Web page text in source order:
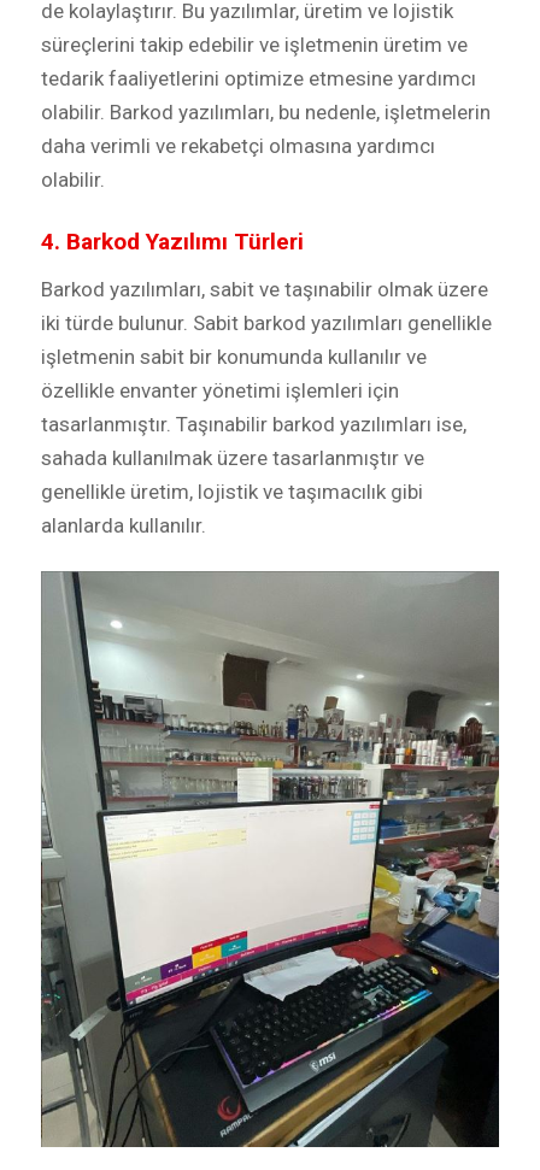
de kolaylaştırır. Bu yazılımlar, üretim ve lojistik
süreçlerini takip edebilir ve işletmenin üretim ve
tedarik faaliyetlerini optimize etmesine yardımcı
olabilir. Barkod yazılımları, bu nedenle, işletmelerin
daha verimli ve rekabetçi olmasına yardımcı
olabilir.
4. Barkod Yazılımı Türleri
Barkod yazılımları, sabit ve taşınabilir olmak üzere
iki türde bulunur. Sabit barkod yazılımları genellikle
işletmenin sabit bir konumunda kullanılır ve
özellikle envanter yönetimi işlemleri için
tasarlanmıştır. Taşınabilir barkod yazılımları ise,
sahada kullanılmak üzere tasarlanmıştır ve
genellikle üretim, lojistik ve taşımacılık gibi
alanlarda kullanılır.